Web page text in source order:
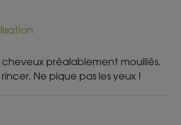
cheveux préalablement mouillés.
Ne pique pas les yeux !